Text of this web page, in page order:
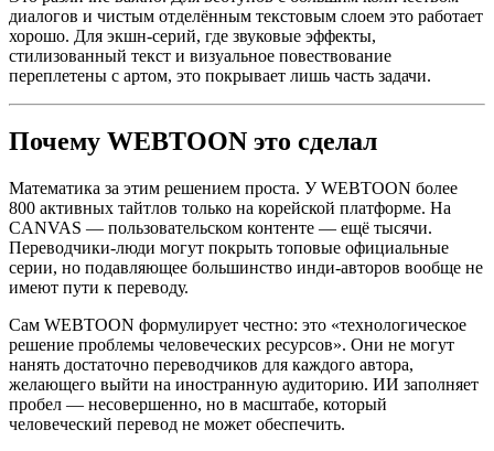
диалогов и чистым отделённым текстовым слоем это работает
хорошо. Для экшн-серий, где звуковые эффекты,
стилизованный текст и визуальное повествование
переплетены с артом, это покрывает лишь часть задачи.
Почему WEBTOON это сделал
Математика за этим решением проста. У WEBTOON более
800 активных тайтлов только на корейской платформе. На
CANVAS — пользовательском контенте — ещё тысячи.
Переводчики-люди могут покрыть топовые официальные
серии, но подавляющее большинство инди-авторов вообще не
имеют пути к переводу.
Сам WEBTOON формулирует честно: это «технологическое
решение проблемы человеческих ресурсов». Они не могут
нанять достаточно переводчиков для каждого автора,
желающего выйти на иностранную аудиторию. ИИ заполняет
пробел — несовершенно, но в масштабе, который
человеческий перевод не может обеспечить.